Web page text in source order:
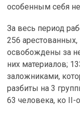
особенным себя
За весь период
256
освобождены за
них материалов;
заложниками,
разбиты на 3
63 человека, ко